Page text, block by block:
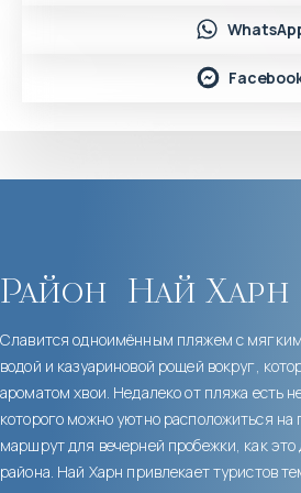
Район Най Харн
Славится одноимённым пляжем с
водой и казуариновой рощей вокруг,
ароматом хвои. Недалеко от пляжа есть
которого можно уютно расположиться
маршрут для вечерней пробежки, как
района. Най Харн привлекает туристов